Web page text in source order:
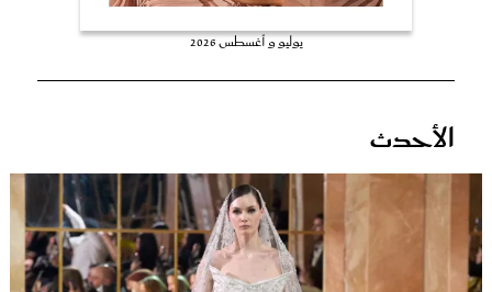
يوليو و أغسطس 2026
الأحدث
غلاف رفمي